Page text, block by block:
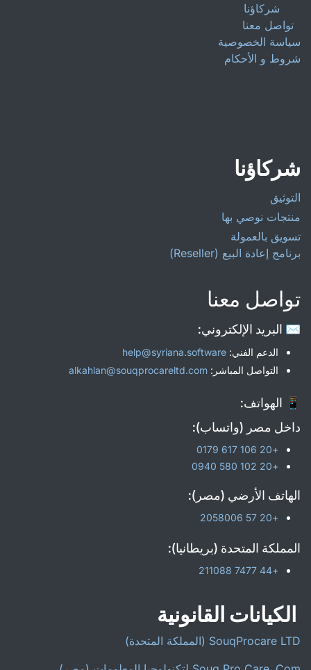
شركاؤنا
تواصل معنا
سياسة الخصوصية
شروط و الأحكام
شركاؤنا
التوثيق
منتجات نوصي بها
تسويق بالعمولة
برنامج إعادة البيع (Reseller)
تواصل معنا
✉️ البريد الإلكتروني:
الدعم الفني: help@syriana.software
التواصل المباشر: alkahlan@souqprocareltd.com
📱 الهواتف:
داخل مصر (واتساب):
+20 106 617 0179
+20 102 580 0940
الهاتف الأرضي (مصر):
+20 57 2058006
المملكة المتحدة (بريطانيا):
+44 7477 211088
الكيانات القانونية
SouqProcare LTD (المملكة المتحدة)